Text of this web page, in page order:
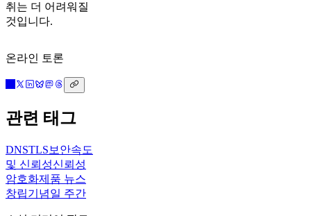
취는 더 어려워질
것입니다.
온라인 토론
관련 태그
DNSTLS 보안속도
및 신뢰성신뢰성
암호화제품 뉴스
창립기념일 주간